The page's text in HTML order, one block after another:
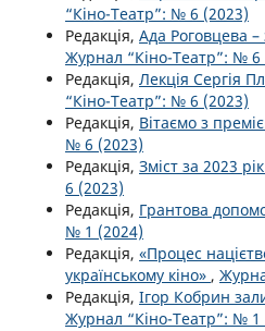
“Кіно-Театр”: № 6 (2023)
Редакція, Ада Роговцева
Журнал “Кіно-Театр”: № 6
Редакція, Лекція Сергія
“Кіно-Театр”: № 6 (2023)
Редакція, Вітаємо з
№ 6 (2023)
Редакція, Зміст за 2023 рік
6 (2023)
Редакція, Грантова
№ 1 (2024)
Редакція, «Процес
українському кіно» ,
Редакція, Ігор Кобрин
Журнал “Кіно-Театр”: № 1